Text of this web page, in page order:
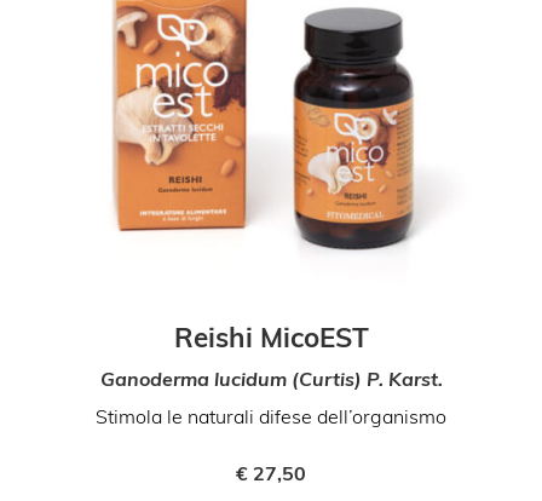
Reishi MicoEST
Ganoderma lucidum (Curtis) P. Karst.
Stimola le naturali difese dell’organismo
€ 27,50